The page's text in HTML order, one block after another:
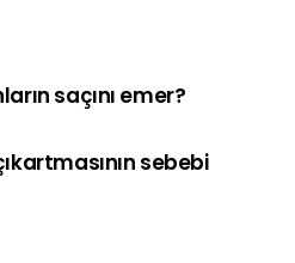
saçını emer?
sebebi